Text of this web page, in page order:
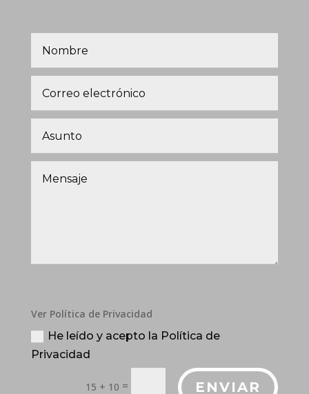
Ver Política de Privacidad
He leído y acepto la Política de
Privacidad
15 + 10 = ENVIAR